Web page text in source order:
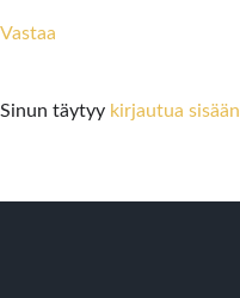
Vastaa
Sinun täytyy kirjautua sisään